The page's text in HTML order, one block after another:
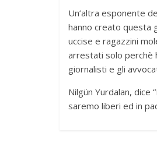
Un’altra esponente
hanno creato questa
uccise e ragazzini
arrestati solo perchè
giornalisti e gli
Nilgün Yurdalan,
saremo liberi ed in